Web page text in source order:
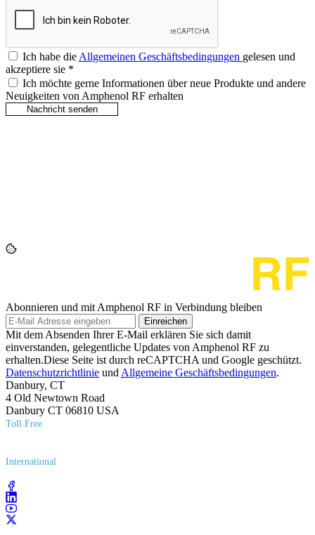
Ich habe die Allgemeinen Geschäftsbedingungen gelesen und
akzeptiere sie *
Ich möchte gerne Informationen über neue Produkte und andere
Neuigkeiten von Amphenol RF erhalten
Abonnieren und mit Amphenol RF in Verbindung bleiben
Einreichen
Mit dem Absenden Ihrer E-Mail erklären Sie sich damit
einverstanden, gelegentliche Updates von Amphenol RF zu
erhalten.Diese Seite ist durch reCAPTCHA und Google geschützt.
Datenschutzrichtlinie und Allgemeine Geschäftsbedingungen.
Danbury, CT
4 Old Newtown Road
Danbury CT 06810 USA
Toll Free
International